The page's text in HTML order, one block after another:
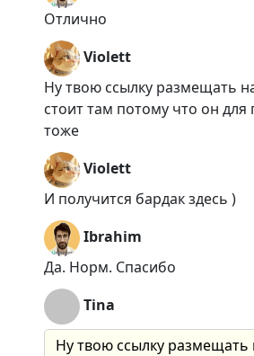
Отлично
Violett
Ну твою ссылку размещать
стоит там потому что он для
тоже
Violett
И получится бардак здесь )
Ibrahim
Да. Норм. Спасибо
Tina
Ну твою ссылку размещать